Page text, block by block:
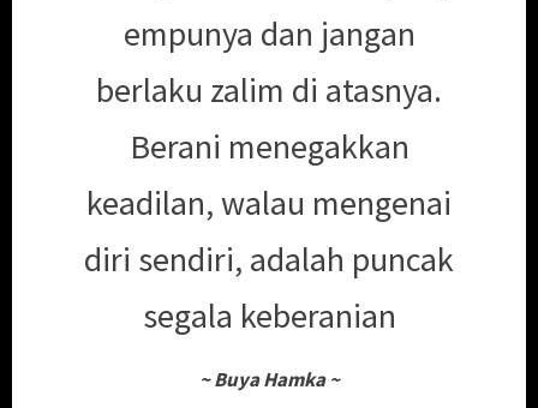
empunya dan jangan
berlaku zalim di atasnya.
Berani menegakkan
keadilan, walau mengenai
diri sendiri, adalah puncak
segala keberanian
~ Buya Hamka ~